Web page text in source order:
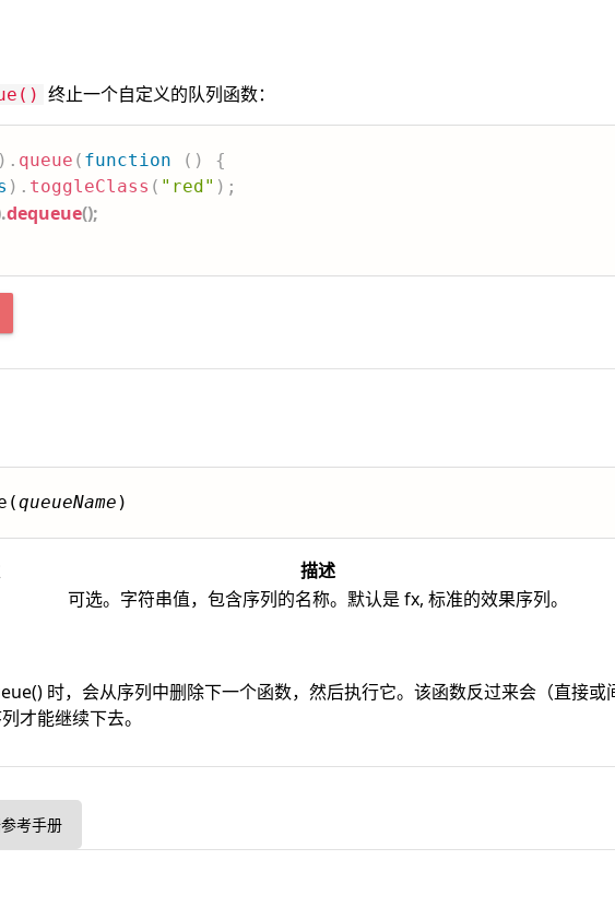
终止一个自定义的队列函数：
) . queue ( function ( )
{
) . toggleClass ( "red" ) ;
.dequeue();
queueName )
描述
可选。字符串值，包含序列的名称。默认是 fx, 标准的效果序列。
时，会从序列中删除下一个函数，然后执行它。该函数反过来会（直接
才能继续下去。
考手册